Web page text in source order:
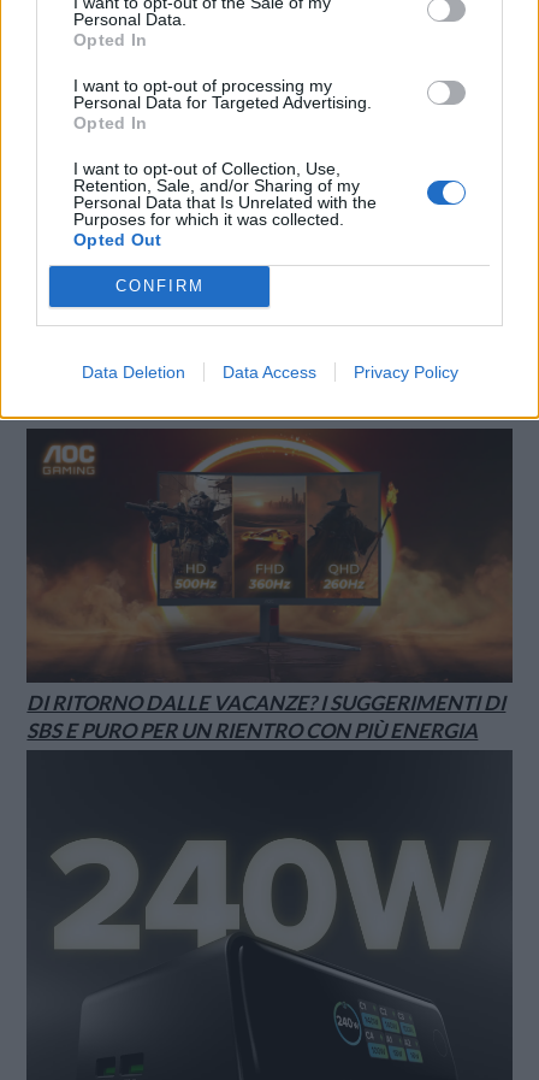
Personal Data.
Opted In
I want to opt-out of processing my
Personal Data for Targeted Advertising.
Opted In
I want to opt-out of Collection, Use,
Retention, Sale, and/or Sharing of my
Personal Data that Is Unrelated with the
Purposes for which it was collected.
Opted Out
CONFIRM
Data Deletion Data Access Privacy Policy
SMARTPHONE E NON SOLO: TECNOGAZZETTA
CON 3 REFRESH RATE: ECCO IL GAMING
DI RITORNO DALLE VACANZE? I SUGGERIMENTI DI
SBS E PURO PER UN RIENTRO CON PIÙ ENERGIA